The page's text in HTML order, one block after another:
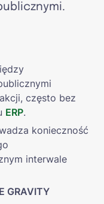
często bez
ERP.
konieczność
interwale
GRAVITY